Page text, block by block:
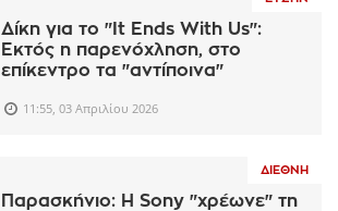
Δίκη για το "It Ends With Us":
Εκτός η παρενόχληση, στο
επίκεντρο τα "αντίποινα"
11:55, 03 Απριλίου 2026
ΔΙΕΘΝΉ
Παρασκήνιο: Η Sony "χρέωνε" τη